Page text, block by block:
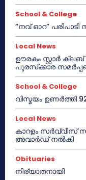
School & College
“നവ് ഓറ” പരിപാടി
Local News
ഊരകം സ്റ്റാർ
പുരസ്‌ക്കാര
School & College
വിസ്മയം ഉണർത്തി
Local News
കാറളം സർവ്വീസ്
അവാർഡ് നൽകി
Obituaries
നിര്യാതനായി